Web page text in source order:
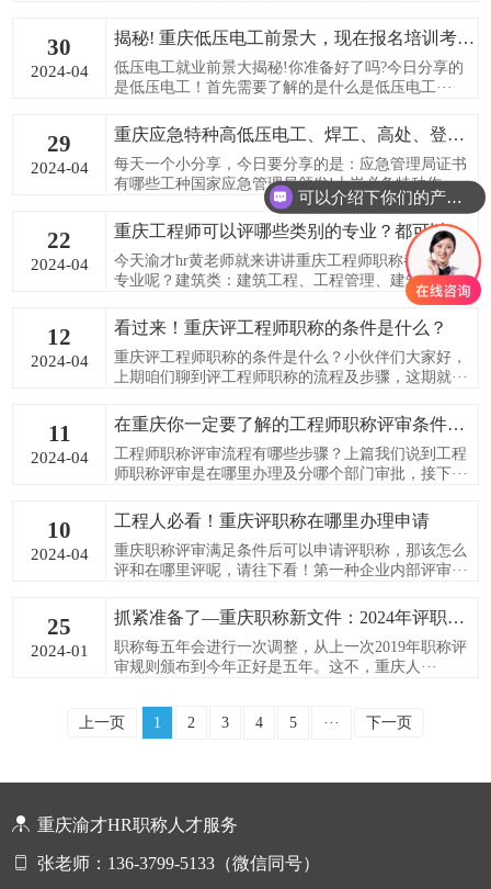
30
2024-04
揭秘! 重庆低压电工前景大，现在报名培训考证不再难
低压电工就业前景大揭秘!你准备好了吗?今日分享的
是低压电工！首先需要了解的是什么是低压电工···
29
2024-04
重庆应急特种高低压电工、焊工、高处、登高作业报名了
每天一个小分享，今日要分享的是：应急管理局证书
有哪些工种国家应急管理局颁发!上岗必备特种作···
22
2024-04
重庆工程师可以评哪些类别的专业？都可以代评吗？
今天渝才hr黄老师就来讲讲重庆工程师职称都分哪些
专业呢？建筑类：建筑工程、工程管理、建筑设···
12
2024-04
看过来！重庆评工程师职称的条件是什么？
重庆评工程师职称的条件是什么？小伙伴们大家好，
上期咱们聊到评工程师职称的流程及步骤，这期就···
11
2024-04
在重庆你一定要了解的工程师职称评审条件及流程有哪些步骤？
工程师职称评审流程有哪些步骤？上篇我们说到工程
师职称评审是在哪里办理及分哪个部门审批，接下···
10
2024-04
工程人必看！重庆评职称在哪里办理申请
重庆职称评审满足条件后可以申请评职称，那该怎么
评和在哪里评呢，请往下看！第一种企业内部评审···
25
2024-01
抓紧准备了—重庆职称新文件：2024年评职称要越来越早！
职称每五年会进行一次调整，从上一次2019年职称评
审规则颁布到今年正好是五年。这不，重庆人···
上一页 1 2 3 4 5 ··· 下一页
重庆渝才HR职称人才服务
张老师：136-3799-5133（微信同号）
可以介绍下你们的产品么